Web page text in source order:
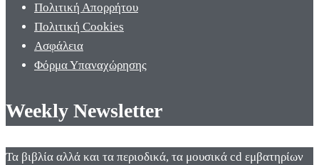
Πολιτική Απορρήτου
Πολιτική Cookies
Ασφάλεια
Φόρμα Υπαναχώρησης
Weekly Newsletter
Τα βιβλία αλλά και τα περιοδικά, τα μουσικά cd εμβατηρίων